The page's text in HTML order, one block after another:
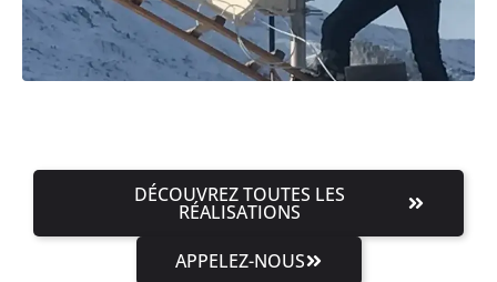
DÉCOUVREZ TOUTES LES
RÉALISATIONS
APPELEZ-NOUS